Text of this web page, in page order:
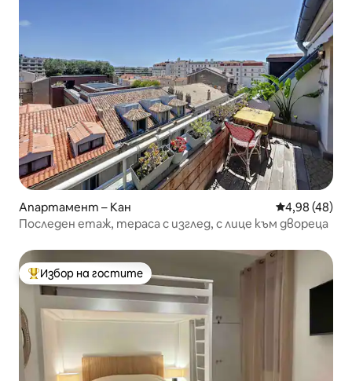
Апартамент – Кан Средна
4,98 (48)
Последен етаж, тераса с изглед, с лице към двореца
Най-популярен избор на гостите
Избор на гостите